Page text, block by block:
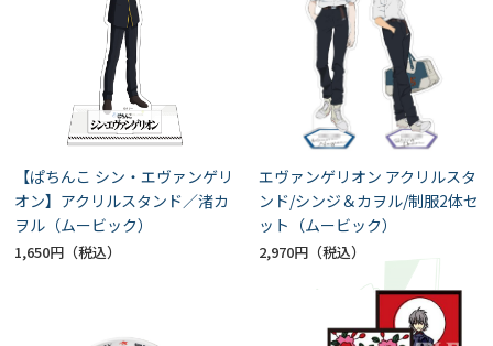
【ぱちんこ シン・エヴァンゲリ
オン】アクリルスタンド／渚カ
ヲル（ムービック）
1,650円
エヴァンゲリオン アクリルスタ
ンド/シンジ＆カヲル/制服2体セ
ット（ムービック）
2,970円